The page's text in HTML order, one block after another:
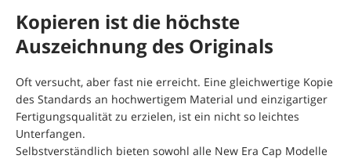
Kopieren ist die höchste
Auszeichnung des Originals
Oft versucht, aber fast nie erreicht. Eine gleichwertige Kopie
des Standards an hochwertigem Material und einzigartiger
Fertigungsqualität zu erzielen, ist ein nicht so leichtes
Unterfangen.
Selbstverständlich bieten sowohl alle New Era Cap Modelle